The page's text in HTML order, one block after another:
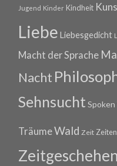
Jugend Kinder Kindheit
Liebe Liebesgedicht
Macht der Sprache
Nacht
Sehnsucht
TräumeWald Zeit
Zeitgeschehen